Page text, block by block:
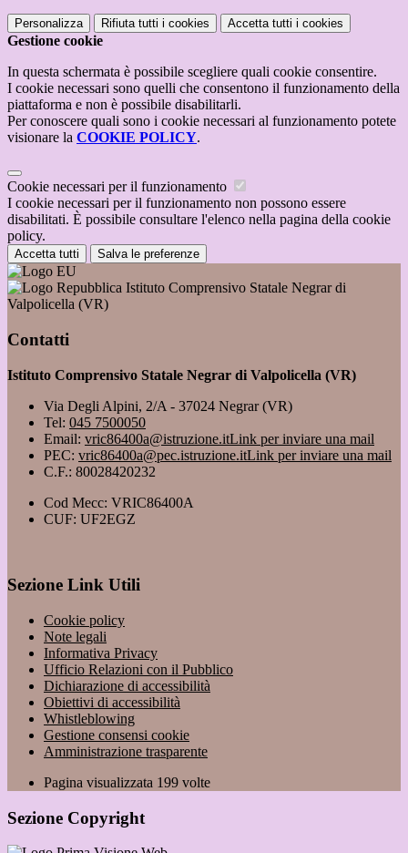
Personalizza Rifiuta tutti i cookies Accetta tutti i cookies
Gestione cookie
In questa schermata è possibile scegliere quali cookie consentire.
I cookie necessari sono quelli che consentono il funzionamento della
piattaforma e non è possibile disabilitarli.
Per conoscere quali sono i cookie necessari al funzionamento potete
visionare la COOKIE POLICY.
Cookie necessari per il funzionamento
I cookie necessari per il funzionamento non possono essere
disabilitati. È possibile consultare l'elenco nella pagina della cookie
policy.
Accetta tutti Salva le preferenze
Istituto Comprensivo Statale Negrar di
Valpolicella (VR)
Contatti
Istituto Comprensivo Statale Negrar di Valpolicella (VR)
Via Degli Alpini, 2/A - 37024 Negrar (VR)
Tel: 045 7500050
Email: vric86400a@istruzione.itLink per inviare una mail
PEC: vric86400a@pec.istruzione.itLink per inviare una mail
C.F.: 80028420232
Cod Mecc: VRIC86400A
CUF: UF2EGZ
Sezione Link Utili
Cookie policy
Note legali
Informativa Privacy
Ufficio Relazioni con il Pubblico
Dichiarazione di accessibilità
Obiettivi di accessibilità
Whistleblowing
Gestione consensi cookie
Amministrazione trasparente
Pagina visualizzata 199 volte
Sezione Copyright